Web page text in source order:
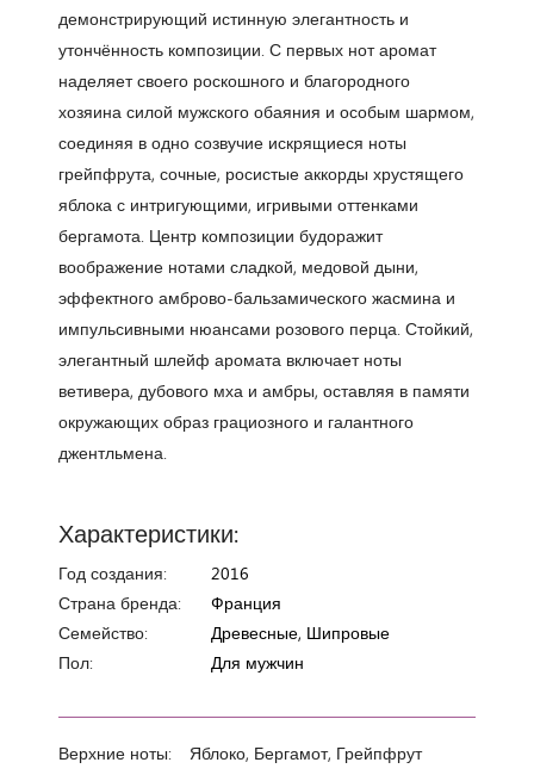
демонстрирующий истинную элегантность и
утончённость композиции. С первых нот аромат
наделяет своего роскошного и благородного
хозяина силой мужского обаяния и особым шармом,
соединяя в одно созвучие искрящиеся ноты
грейпфрута, сочные, росистые аккорды хрустящего
яблока с интригующими, игривыми оттенками
бергамота. Центр композиции будоражит
воображение нотами сладкой, медовой дыни,
эффектного амброво-бальзамического жасмина и
импульсивными нюансами розового перца. Стойкий,
элегантный шлейф аромата включает ноты
ветивера, дубового мха и амбры, оставляя в памяти
окружающих образ грациозного и галантного
джентльмена.
Характеристики:
Год создания:
2016
Страна бренда:
Франция
Семейство:
Древесные, Шипровые
Пол:
Для мужчин
Верхние ноты: Яблоко, Бергамот, Грейпфрут